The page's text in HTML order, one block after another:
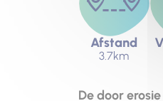
Afstand
3.7km
De door